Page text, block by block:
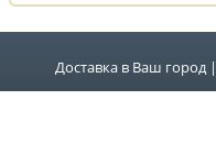
Доставка в Ваш город|